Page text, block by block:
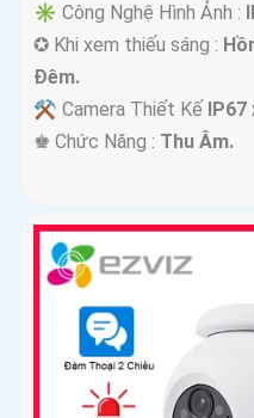
✳️ Công Nghệ Hình Ảnh :
✪ Khi xem thiếu sáng :
Ðêm.
⚒ Camera Thiết Kế
️♚ Chức Năng : Thu Âm.